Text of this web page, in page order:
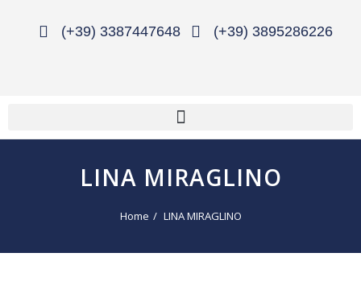
(+39) 3387447648 (+39) 3895286226
LINA MIRAGLINO
Home LINA MIRAGLINO